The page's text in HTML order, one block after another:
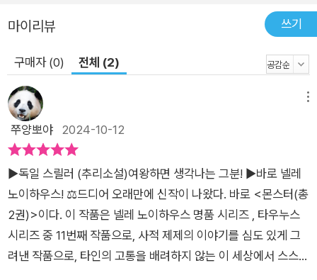
는 듯 외국인들에 대한 적대감이 표출되고 심지어 그가 사라진 정
황이 대단히 우려스럽다. 보덴슈타인이 특별수사팀의 지휘를 카
이 오스터만에게 새로 맡기려 하자, 니콜라 엥겔 과장은 조금이라
도 실수가 있다면 언론은 물론 경찰총장과 내무부장관이 책임을
물을 것이고, 이제 57세인 보덴슈타인의 자리를 노리는 젊은 인
사가 있다고 전한다. 한편 피아는 치매 증세를 보이는 엄마 때문
에 걱정이 많다. 엄마를 돌볼 자녀가 실질적으로 자신뿐이고 전문
인력을 고용하기엔 재정이 빠듯하다. 게다가 요사이 다정한 편이
아니었던 남편 크리스토프가 나미비아 동물원장 자리를 제안받
아 피아에게 같이 가자고 하는데, 피아는 엄마도 경찰 일도 떠날
수 없고 아프리카에서 1년을 아무 일 없이 지내고 싶지도 않다. 수
사에 별 진전이 없는 와중에, 숲에서 갑자기 맨발로 뛰쳐나온 한
마이리뷰 쓰기
구매자 (0) 전체 (2)
쭈양뽀야 2024-10-12
▶️독일 스릴러 (추리소설)여왕하면 생각나는 그분! ▶️바로 넬레
노이하우스! ⚖️드디어 오래만에 신작이 나왔다. 바로 <몬스터(총
2권)>이다. 이 작품은 넬레 노이하우스 명품 시리즈 , 타우누스
시리즈 중 11번째 작품으로, 사적 제제의 이야기를 심도 있게 그
려낸 작품으로, 타인의 고통을 배려하지 않는 이 세상에서 스스로